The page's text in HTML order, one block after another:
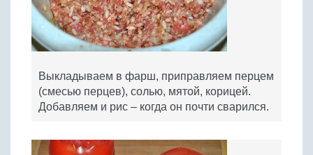
Выкладываем в фарш, приправляем перцем
(смесью перцев), солью, мятой, корицей.
Добавляем и рис – когда он почти сварился.